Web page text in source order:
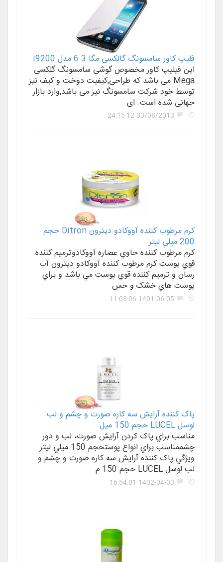
فلیپ کاور سامسونگ گالکسی مگا 6.3 مدل i9200
این فیلیپ کاور مخصوص گوشی سامسونگ گلکسی
Mega می باشد که طراحی,کیفیت دوخت و کیف نیز
توسط خود شرکت سامسونگ نیز می باشد,وارد بازار
جهانی شده است. ای
03/08/2013 24:15:12
کرم مرطوب کننده آووکادو ديترون Ditron حجم
200 ميلي ليتر
کرم مرطوب کننده حاوي عصاره آووکادوترميم کننده
قوي پوست کرم مرطوب کننده آووکادو ديترون آب
رسان و ترميم کننده قوي پوست مي باشد و براي
پوست هاي خشک و حس
1401-06-05 11:03:06
پاک کننده آرايش سه کاره صورت و چشم و لب
لوسل LUCEL حجم 150 ميل
مناسب براي پاک کردن آرايش صورت، لب و دور
چشممناسب براي انواع پوستحجم 150 ميلي ليتر
ويژگي پاک کننده آرايش سه کاره صورت و چشم و
لب لوسل LUCEL حجم 150 م
1402-04-03 16:54:01